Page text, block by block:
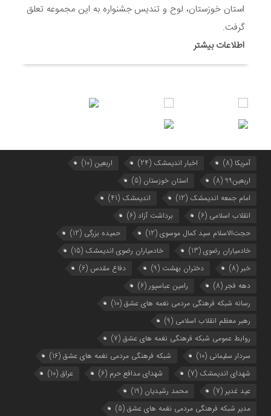
7 ماه قبل
مراسم رونمایی از طرح ستاره های اندیمشک و طرح خانه های نور،
اندیمشک
8 ماه قبل
هفتمین همایش بانوان فعال در عرصه‌ هیئت کشور
استان خوزستان، لوح و تندیس جشنواره به این مجموعه تعلق
گرفت.
اطلاعات بیشتر
آمریکا (8) اخبار اندیمشک (24) اربعین (10)
اربعین99
(8) استان خوزستان (5)
امام جمعه اندیمشک (12) اندیمشک (41)
انقلاب اسلامی (6) برداشت آزاد (6)
حجت‌الاسلام سید کمال موسوی (12) حمیده بزرگی (12)
خادمیاران رضوی (13) خادمیاران رضوی اندیمشک (15)
خبر (8) دختران بهشت (9) دفاع مقدس (6)
دهه فجر (8) رامین عباسپور (6)
رسانه شبکه فرهنگی مردمی نغمه های عشق (10)
رهبر معظم انقلاب اسلامی (9)
روابط عمومی شبکه فرهنگی نغمه های عشق (7)
سردار سلیمانی (10) شبکه فرهنگی مردمی نغمه های عشق (16)
شهدای اندیمشک (7) شهدای مدافع حرم (6) عراق (10)
عید غدیر (7) محمد رشیدیان (19)
مدیر شبکه فرهنگی مردمی نغمه های عشق (5)